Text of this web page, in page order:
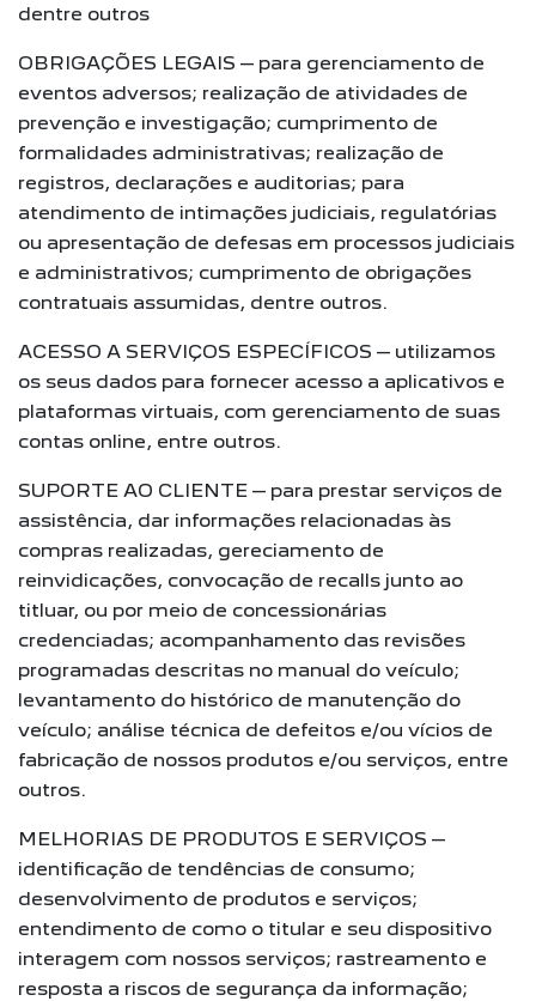
dentre outros
OBRIGAÇÕES LEGAIS – para gerenciamento de
eventos adversos; realização de atividades de
prevenção e investigação; cumprimento de
formalidades administrativas; realização de
registros, declarações e auditorias; para
atendimento de intimações judiciais, regulatórias
ou apresentação de defesas em processos judiciais
e administrativos; cumprimento de obrigações
contratuais assumidas, dentre outros.
ACESSO A SERVIÇOS ESPECÍFICOS – utilizamos
os seus dados para fornecer acesso a aplicativos e
plataformas virtuais, com gerenciamento de suas
contas online, entre outros.
SUPORTE AO CLIENTE – para prestar serviços de
assistência, dar informações relacionadas às
compras realizadas, gereciamento de
reinvidicações, convocação de recalls junto ao
titluar, ou por meio de concessionárias
credenciadas; acompanhamento das revisões
programadas descritas no manual do veículo;
levantamento do histórico de manutenção do
veículo; análise técnica de defeitos e/ou vícios de
fabricação de nossos produtos e/ou serviços, entre
outros.
MELHORIAS DE PRODUTOS E SERVIÇOS –
identificação de tendências de consumo;
desenvolvimento de produtos e serviços;
entendimento de como o titular e seu dispositivo
interagem com nossos serviços; rastreamento e
resposta a riscos de segurança da informação;